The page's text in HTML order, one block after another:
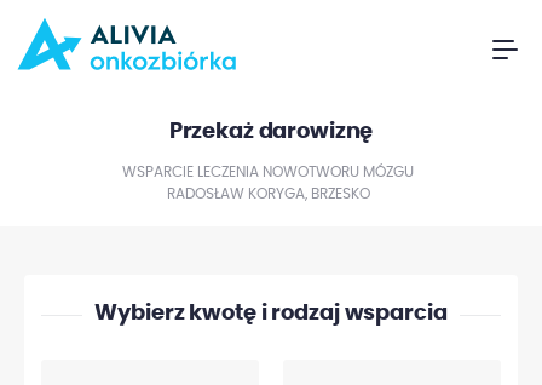
Przekaż darowiznę
WSPARCIE LECZENIA NOWOTWORU MÓZGU
RADOSŁAW KORYGA, BRZESKO
Wybierz kwotę i rodzaj wsparcia